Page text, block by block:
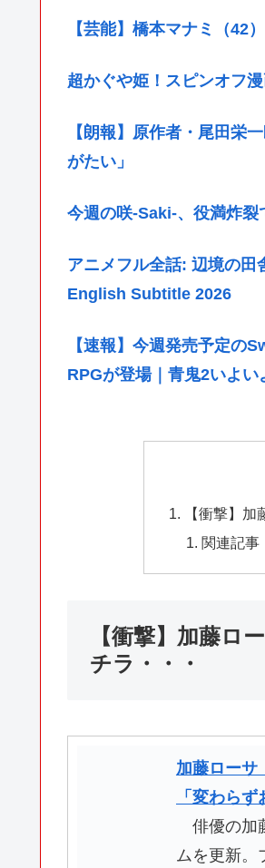
【芸能】橋本マナミ（42
超かぐや姫！スピンオフ
【朗報】原作者・尾田栄
がたい」
今週の咲-Saki-、役満炸裂
アニメフル全話: 辺境の
English Subtitle 2026
【速報】今週発売予定の
RPGが登場｜青鬼2いよい
【衝撃】
関連記事
【衝撃】加藤ロ
チラ・・・
加藤ローサ
「変わらず
俳優の加
ムを更新。